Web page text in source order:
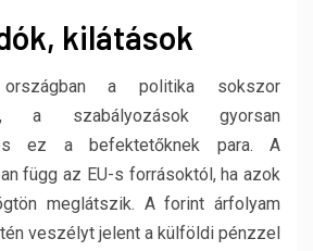
kilátások
a politika sokszor
a szabályozások gyorsan
ez a befektetőknek para. A
függ az EU-s forrásoktól, ha azok
meglátszik. A forint árfolyam
veszélyt jelent a külföldi pénzzel